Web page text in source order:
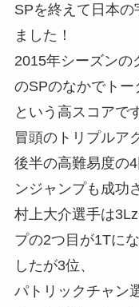
SPを終えて日本の
ました！
2015年シーズンの
のSPのなかでト
という高スコアで
冒頭のトリプルア
後半の高難易度の
ンジャンプも成功
村上大介選手は
プの2つ目が1Tに
したが3位、
パトリックチャン